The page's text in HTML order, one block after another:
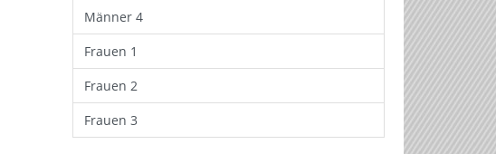
Männer 4
Frauen 1
Frauen 2
Frauen 3